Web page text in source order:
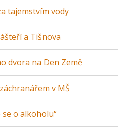
tajemstvím vody
a Tišnova
dvora na Den Země
v MŠ
se o alkoholu“